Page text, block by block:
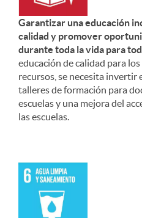
Garantizar una educación
calidad y promover
durante toda la vida para
educación de calidad para
recursos, se necesita invertir
talleres de formación para
escuelas y una mejora del
las escuelas.